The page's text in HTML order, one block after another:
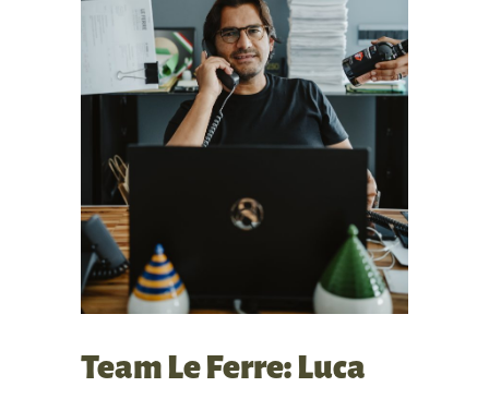
Team Le Ferre: Luca